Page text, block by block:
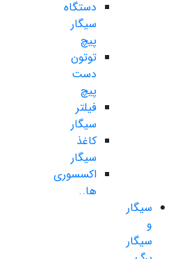
دستگاه
سیگار
پیچ
توتون
دست
پیچ
فیلتر
سیگار
کاغذ
سیگار
اکسسوری
ها..
سیگار
و
سیگار